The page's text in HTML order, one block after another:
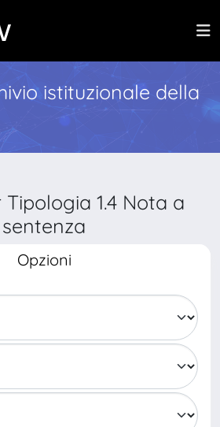
istituzionale della
1.4 Nota a
sentenza
Opzioni